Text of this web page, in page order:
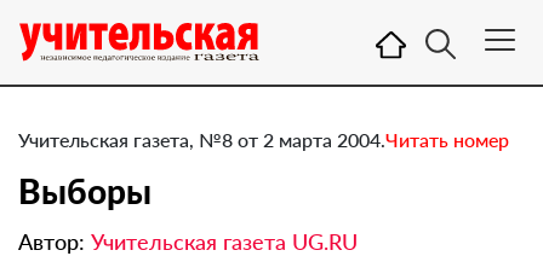
Учительская газета, №8 от 2 марта 2004.Читать номер
Выборы
Автор: Учительская газета UG.RU